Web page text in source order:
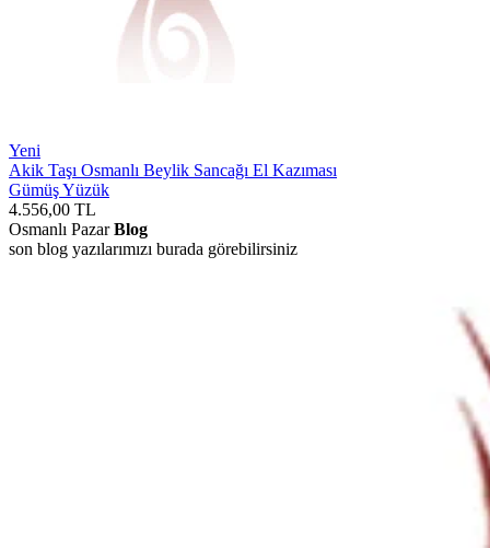
Yeni
Akik Taşı Osmanlı Beylik Sancağı El Kazıması
Gümüş Yüzük
4.556,00 TL
Osmanlı PazarBlog
son blog yazılarımızı burada görebilirsiniz